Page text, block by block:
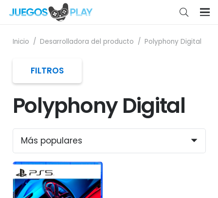
Inicio / Desarrolladora del producto / Polyphony Digital
Polyphony Digital
FILTROS